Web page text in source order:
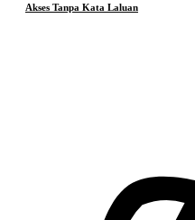
Akses Tanpa Kata Laluan